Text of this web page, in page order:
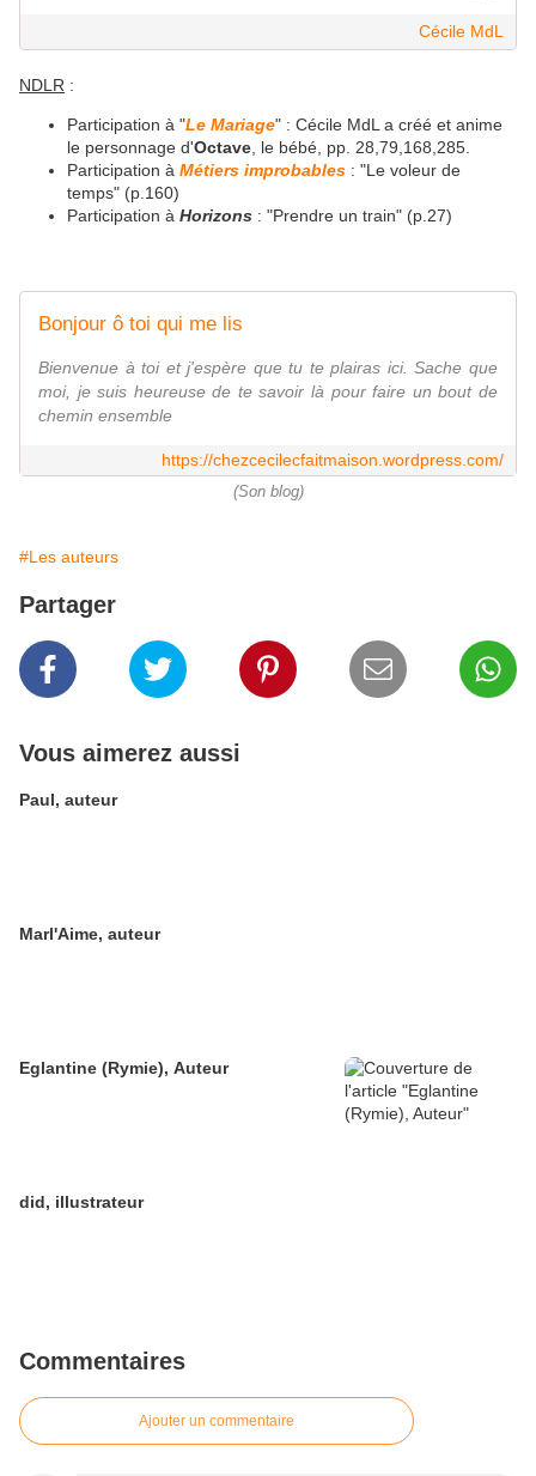
Cécile MdL
NDLR :
Participation à "Le Mariage" : Cécile MdL a créé et anime
le personnage d'Octave , le bébé, pp. 28,79,168,285.
Participation à Métiers improbables : "Le voleur de
temps" (p.160)
Participation à Horizons : "Prendre un train" (p.27)
Bonjour ô toi qui me lis
Bienvenue à toi et j'espère que tu te plairas ici. Sache que
moi, je suis heureuse de te savoir là pour faire un bout de
chemin ensemble
https://chezcecilecfaitmaison.wordpress.com/
(Son blog)
#Les auteurs
Partager
Vous aimerez aussi
Paul, auteur
Marl'Aime, auteur
Eglantine (Rymie), Auteur
did, illustrateur
Commentaires
Ajouter un commentaire